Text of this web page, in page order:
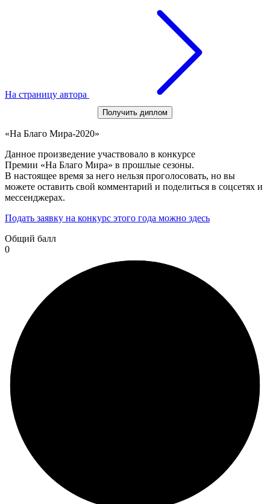
На страницу автора
Получить диплом
«На Благо Мира-2020»
Данное произведение участвовало в конкурсе
Премии «На Благо Мира» в прошлые сезоны.
В настоящее время за него нельзя проголосовать, но вы
можете оставить свой комментарий и поделиться в соцсетях и
мессенджерах.
Подать заявку на конкурс этого года можно здесь
Общий балл
0